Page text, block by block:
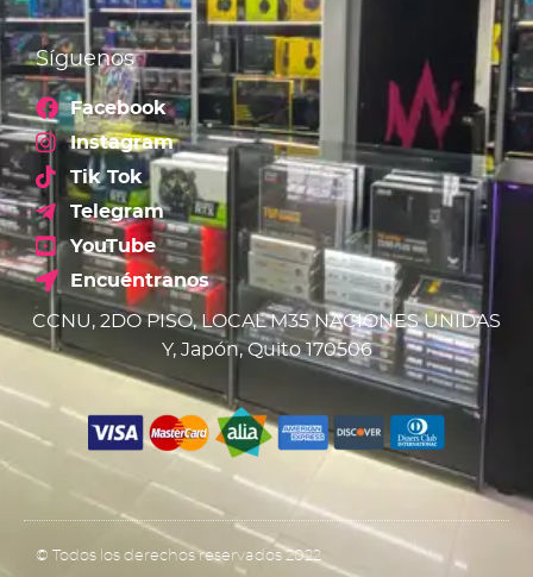
Síguenos
Facebook
Instagram
Tik Tok
Telegram
YouTube
Encuéntranos
CCNU, 2DO PISO, LOCAL M35 NACIONES UNIDAS
Y, Japón, Quito 170506
© Todos los derechos reservados 2022